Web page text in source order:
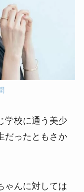
学校に通う美少
だったともさか
ゃんに対しては